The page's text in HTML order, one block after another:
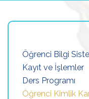
Öğrenci Bilgi
Kayıt ve İşlemler
Ders Programı
Öğrenci Kimlik